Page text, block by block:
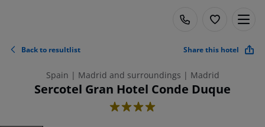
Back to resultlist Share this hotel
Spain | Madrid and surroundings | Madrid
Sercotel Gran Hotel Conde Duque
4